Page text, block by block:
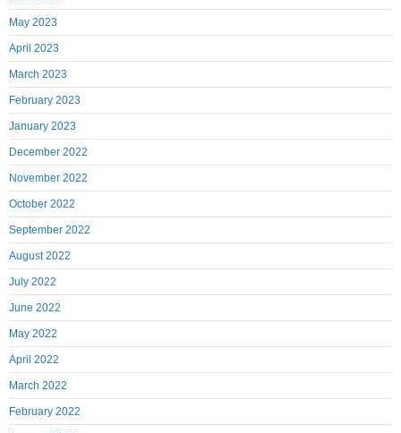
May 2023
April 2023
March 2023
February 2023
January 2023
December 2022
November 2022
October 2022
September 2022
August 2022
July 2022
June 2022
May 2022
April 2022
March 2022
February 2022